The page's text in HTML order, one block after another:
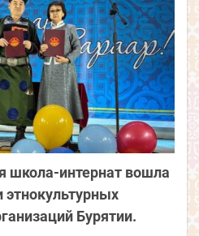
школа-интернат вошла
этнокультурных
Бурятии.